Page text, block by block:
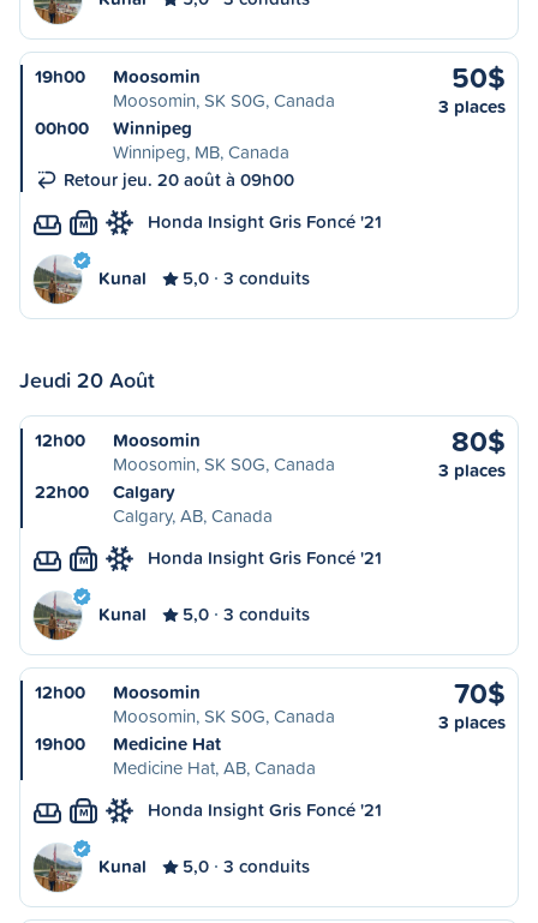
19h00
Moosomin
Moosomin, SK S0G, Canada
00h00
Winnipeg
Winnipeg, MB, Canada
Retour jeu. 20 août à 09h00
50$
3 places
M Honda Insight Gris Foncé '21
Kunal 5,0 3 conduits
Jeudi 20 Août
12h00
Moosomin
Moosomin, SK S0G, Canada
22h00
Calgary
Calgary, AB, Canada
80$
3 places
M Honda Insight Gris Foncé '21
Kunal 5,0 3 conduits
12h00
Moosomin
Moosomin, SK S0G, Canada
19h00
Medicine Hat
Medicine Hat, AB, Canada
70$
3 places
M Honda Insight Gris Foncé '21
Kunal 5,0 3 conduits